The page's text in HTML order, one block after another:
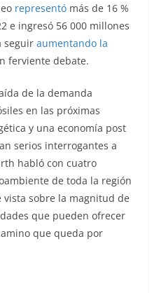
representó más de 16 %
e ingresó 56 000 millones
seguir aumentando la
ferviente debate.
de la demanda
en las próximas
y una economía post
serios interrogantes a
habló con cuatro
de toda la región
sobre la magnitud de
que pueden ofrecer
que queda por